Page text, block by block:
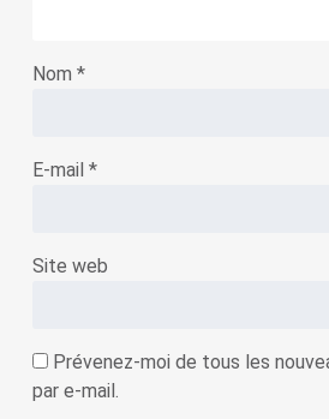
Nom *
E-mail *
Site web
Prévenez-moi de tous les
par e-mail.